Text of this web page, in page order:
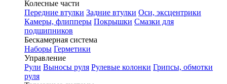
Колесные части
Передние втулки Задние втулки Оси, эксцентрики
Камеры, флипперы Покрышки Смазки для
подшипников
Бескамерная система
Наборы Герметики
Управление
Рули Выносы руля Рулевые колонки Грипсы, обмотки
руля